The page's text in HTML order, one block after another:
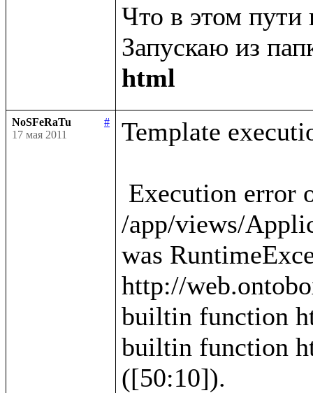
Что в этом пути
Запускаю из
html
NoSFeRaTu
#
17 мая 2011
Template
/app/views/
was
http://
builtin function
builtin function
([50:10]).